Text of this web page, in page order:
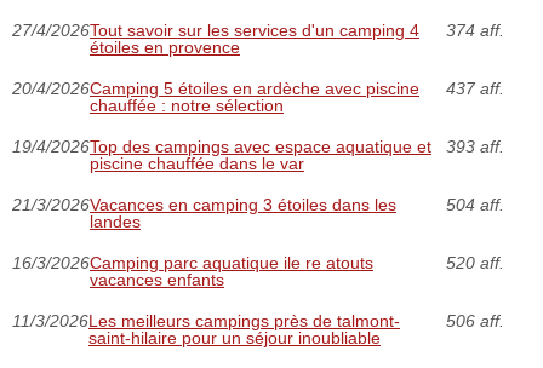
27/4/2026Tout savoir sur les services d'un camping 4
étoiles en provence
374 aff.
20/4/2026Camping 5 étoiles en ardèche avec piscine
chauffée : notre sélection
437 aff.
19/4/2026Top des campings avec espace aquatique et
piscine chauffée dans le var
393 aff.
21/3/2026Vacances en camping 3 étoiles dans les
landes
504 aff.
16/3/2026Camping parc aquatique ile re atouts
vacances enfants
520 aff.
11/3/2026Les meilleurs campings près de talmont-
saint-hilaire pour un séjour inoubliable
506 aff.